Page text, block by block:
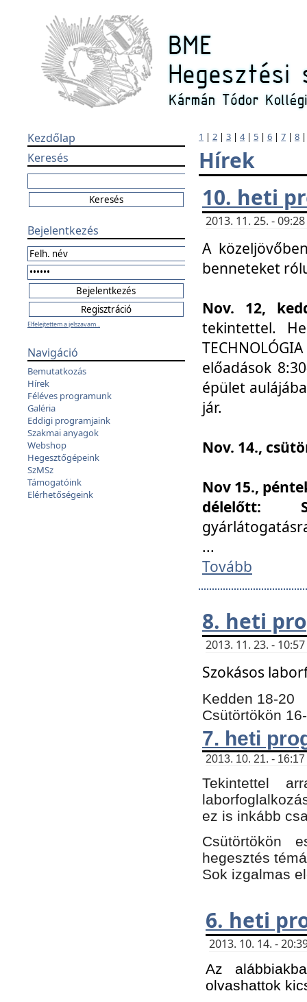
Kezdőlap
Keresés
Bejelentkezés
Elfelejtettem a jelszavam...
Navigáció
Bemutatkozás
Hírek
Féléves programunk
Galéria
Eddigi programjaink
Szakmai anyagok
Webshop
Hegesztőgépeink
SzMSz
Támogatóink
Elérhetőségeink
1 | 2 | 3 | 4| 5 | 6 | 7 | 8
Hírek
10. heti
2013. 11. 25. -
A
benneteket
Nov. 12,
tekintettel.
előadások
épület
jár.
Nov. 14.,
Nov 15.,
délelőtt:
...
Tovább
8. heti
2013. 11. 23. -
Szokásos
Kedden 18-20
Csütörtökön
7. heti
2013. 10. 21. -
Tekintettel
ez is inkább
Csütörtökön
hegesztés
Sok izgalmas
6. heti
2013. 10. 14. -
Az
olvashattok